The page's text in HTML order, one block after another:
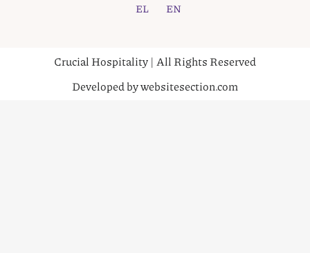
EL EN
Crucial Hospitality | All Rights Reserved
Developed by websitesection.com